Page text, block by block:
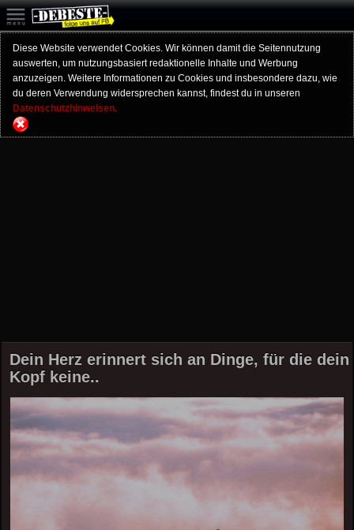
Diese Website verwendet Cookies. Wir können damit die Seitennutzung
auswerten, um nutzungsbasiert redaktionelle Inhalte und Werbung
anzuzeigen. Weitere Informationen zu Cookies und insbesondere dazu, wie
du deren Verwendung widersprechen kannst, findest du in unseren
Datenschutzhinweisen.
Dein Herz erinnert sich an Dinge, für die dein
Kopf keine..